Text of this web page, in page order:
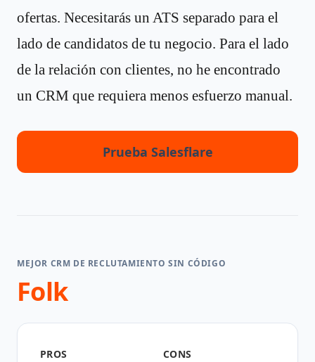
ofertas. Necesitarás un ATS separado para el
lado de candidatos de tu negocio. Para el lado
de la relación con clientes, no he encontrado
un CRM que requiera menos esfuerzo manual.
Prueba Salesflare
MEJOR CRM DE RECLUTAMIENTO SIN CÓDIGO
Folk
PROS
CONS